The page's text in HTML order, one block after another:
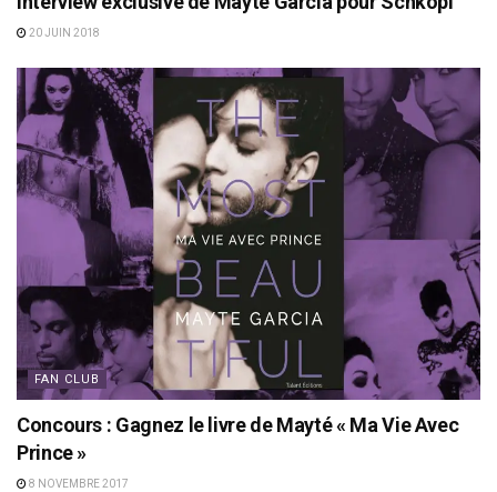
20 JUIN 2018
FAN CLUB
Concours : Gagnez le livre de Mayté « Ma Vie Avec
Prince »
8 NOVEMBRE 2017